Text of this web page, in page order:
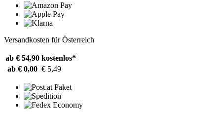
Versandkosten für Österreich
ab € 54,90 kostenlos*
ab € 0,00 € 5,49